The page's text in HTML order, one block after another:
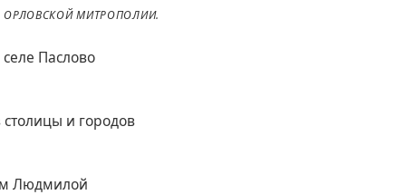
ОРЛОВСКОЙ МИТРОПОЛИИ.
Паслово
и городов
Людмилой